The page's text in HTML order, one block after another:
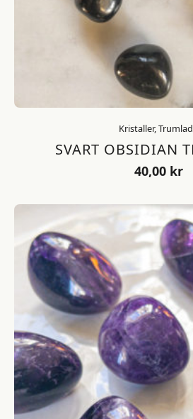
Kristaller,
SVART OBSIDIAN
40,00 kr